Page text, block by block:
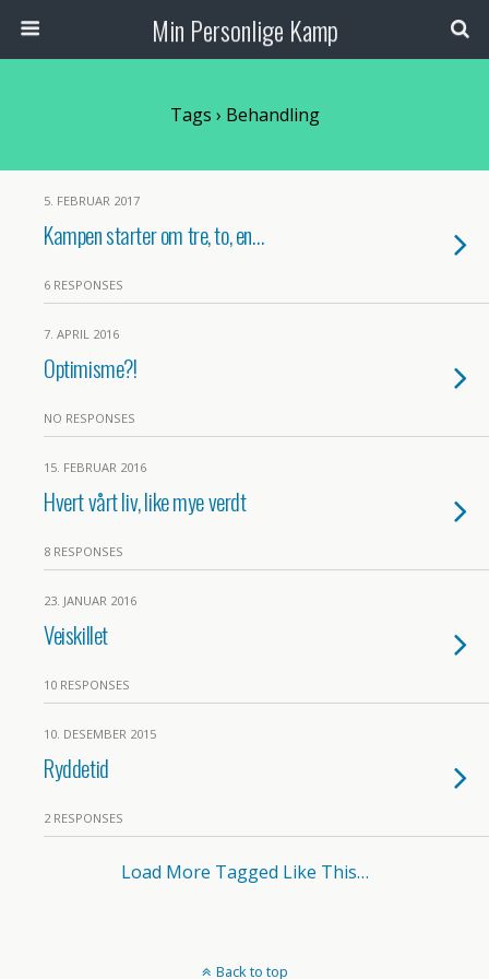
Min Personlige Kamp
Tags › Behandling
5. FEBRUAR 2017
Kampen starter om tre, to, en…
6 RESPONSES
7. APRIL 2016
Optimisme?!
NO RESPONSES
15. FEBRUAR 2016
Hvert vårt liv, like mye verdt
8 RESPONSES
23. JANUAR 2016
Veiskillet
10 RESPONSES
10. DESEMBER 2015
Ryddetid
2 RESPONSES
Load More Tagged Like This…
Back to top